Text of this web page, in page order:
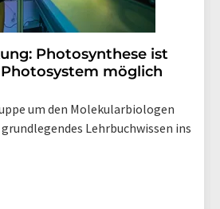
Photosynthese ist
möglich
um den Molekularbiologen
Lehrbuchwissen ins